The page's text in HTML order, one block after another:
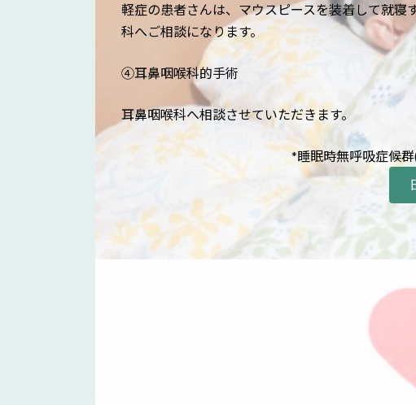
軽症の患者さんは、マウスピースを装着して就寝
科へご相談になります。
④耳鼻咽喉科的手術
耳鼻咽喉科へ相談させていただきます。
*睡眠時無呼吸症候